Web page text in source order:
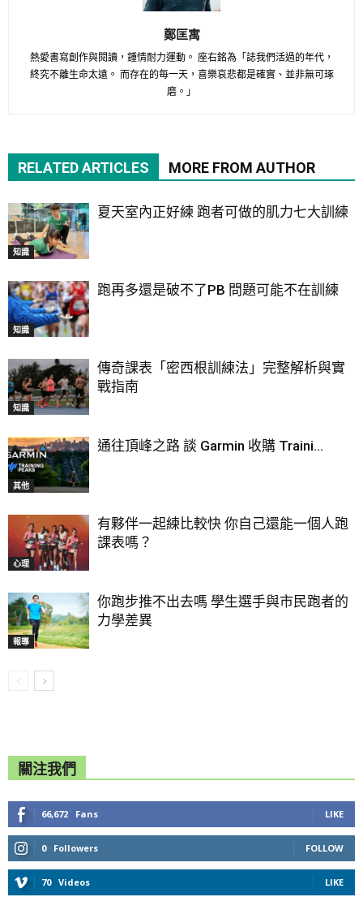
鄭匡寓
熱愛書寫創作與閱讀，鍾情耐力運動。 座右銘為「誌我們活過的年代，
終究不離生命太遠。 而存在的每一天，喜樂哀悲都是確實、並非無可琢
磨。」
RELATED ARTICLES MORE FROM AUTHOR
知識
夏天室內正好練 跑者可做的肌力七大訓練
知識
跑再多還是破不了PB 問題可能不在訓練
知識
傳奇課表「密西根訓練法」完整解析與實
戰指南
其他
通往頂峰之路 談 Garmin 收購 Traini...
心理
有夥伴一起練比較快 你自己還能一個人跑
課表嗎？
報導
你跑步推不出去嗎 學生選手與市民跑者的
力學差異
關注我們
66,672 Fans LIKE
0 Followers FOLLOW
70 Videos LIKE